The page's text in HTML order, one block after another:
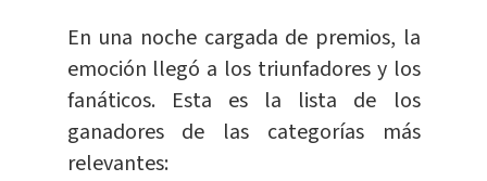
En una noche cargada de premios, la
emoción llegó a los triunfadores y los
fanáticos. Esta es la lista de los
ganadores de las categorías más
relevantes: